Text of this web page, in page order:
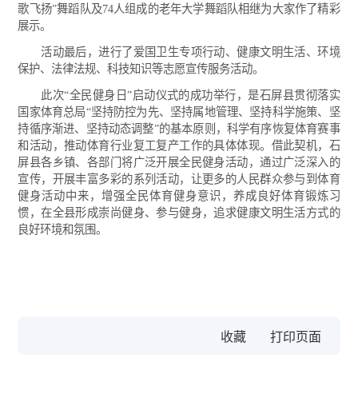
歌飞扬”舞蹈队及74人组成的老年大学舞蹈队相继为大家作了精彩
展示。
活动最后，进行了爱国卫生专项行动、健康文明生活、环境
保护、法律法规、科技知识等志愿宣传服务活动。
此次“全民健身日”启动仪式的成功举行，是石屏县贯彻落实
国家体育总局“坚持防控为先、坚持属地管理、坚持科学施策、坚
持循序渐进、坚持动态调整”的基本原则，科学有序恢复体育赛事
和活动，推动体育行业复工复产工作的具体体现。借此契机，石
屏县各乡镇、各部门将广泛开展全民健身活动，通过广泛深入的
宣传，开展丰富多彩的系列活动，让更多的人民群众参与到体育
健身活动中来，增强全民体育健身意识，养成良好体育锻炼习
惯，在全县形成崇尚健身、参与健身，追求健康文明生活方式的
良好环境和氛围。
收藏